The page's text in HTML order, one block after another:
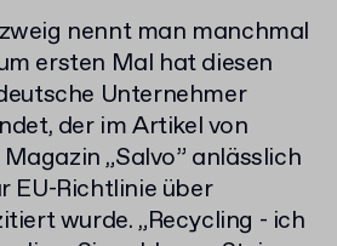
nennt man manchmal
ersten Mal hat diesen
Unternehmer
der im Artikel von
„Salvo” anlässlich
EU-Richtlinie über
wurde. „Recycling - ich